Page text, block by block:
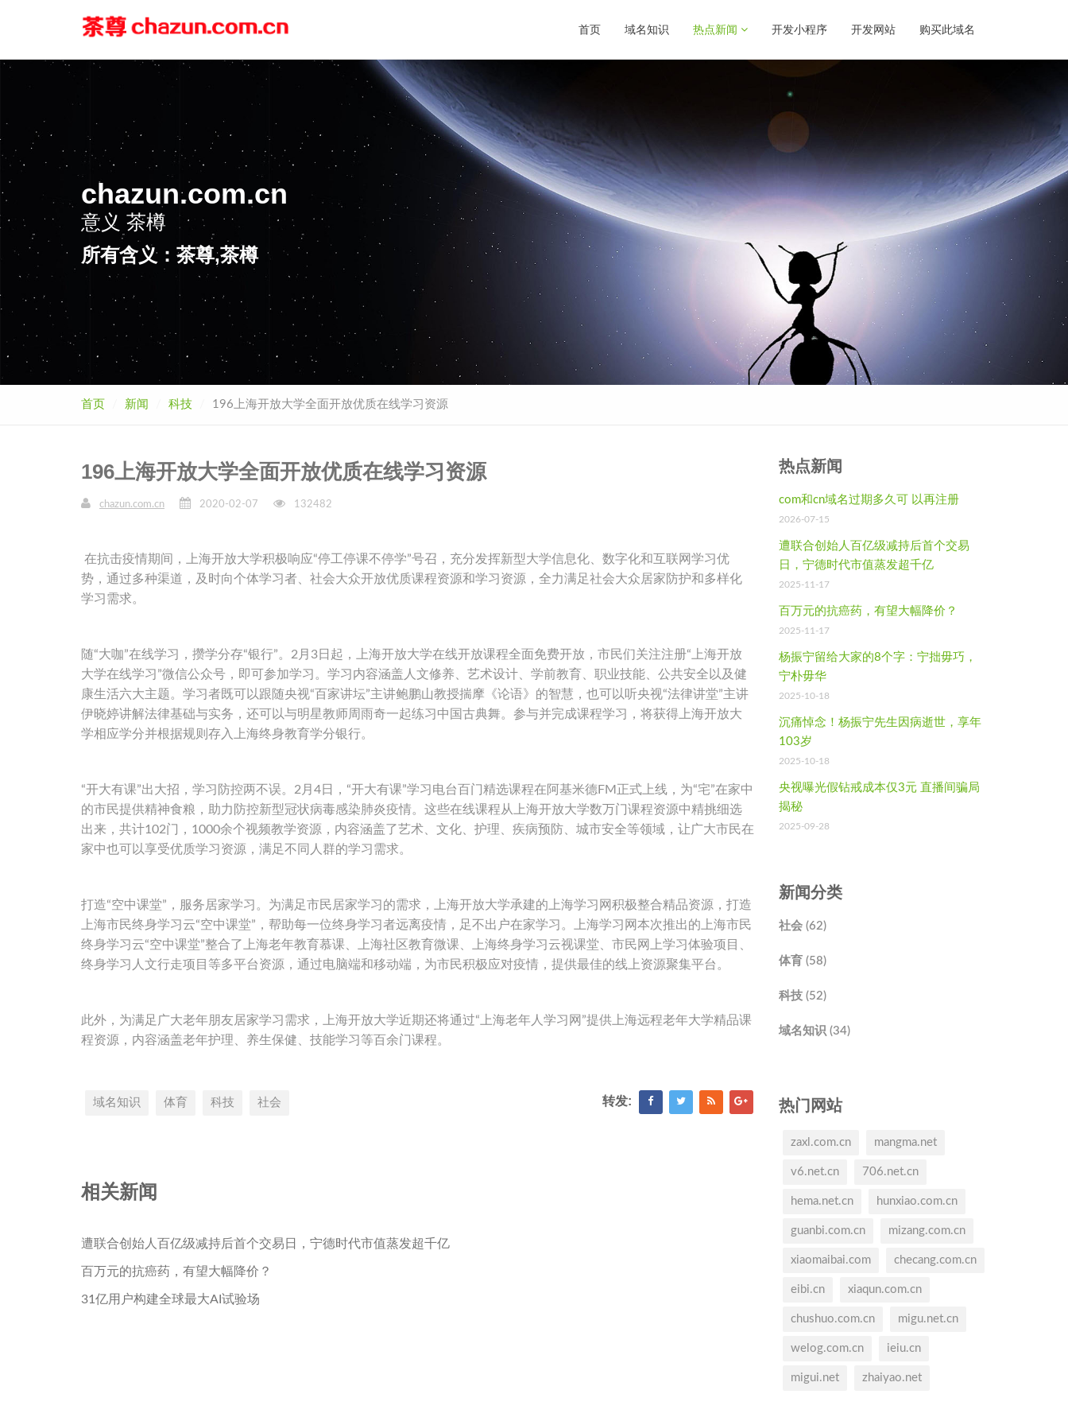
首页 域名知识 热点新闻 开发小程序 开发网站 购买此域名
chazun.com.cn
意义 茶樽
所有含义：茶尊,茶樽
首页 新闻 科技 196上海开放大学全面开放优质在线学习资源
196上海开放大学全面开放优质在线学习资源
chazun.com.cn 2020-02-07 132482
在抗击疫情期间，上海开放大学积极响应“停工停课不停学”号召，充分发挥新型大学信息化、数字化和互联网学习优
势，通过多种渠道，及时向个体学习者、社会大众开放优质课程资源和学习资源，全力满足社会大众居家防护和多样化
学习需求。
随“大咖”在线学习，攒学分存“银行”。2月3日起，上海开放大学在线开放课程全面免费开放，市民们关注注册“上海开放
大学在线学习”微信公众号，即可参加学习。学习内容涵盖人文修养、艺术设计、学前教育、职业技能、公共安全以及健
康生活六大主题。学习者既可以跟随央视“百家讲坛”主讲鲍鹏山教授揣摩《论语》的智慧，也可以听央视“法律讲堂”主讲
伊晓婷讲解法律基础与实务，还可以与明星教师周雨奇一起练习中国古典舞。参与并完成课程学习，将获得上海开放大
学相应学分并根据规则存入上海终身教育学分银行。
“开大有课”出大招，学习防控两不误。2月4日，“开大有课”学习电台百门精选课程在阿基米德FM正式上线，为“宅”在家中
的市民提供精神食粮，助力防控新型冠状病毒感染肺炎疫情。这些在线课程从上海开放大学数万门课程资源中精挑细选
出来，共计102门，1000余个视频教学资源，内容涵盖了艺术、文化、护理、疾病预防、城市安全等领域，让广大市民在
家中也可以享受优质学习资源，满足不同人群的学习需求。
打造“空中课堂”，服务居家学习。为满足市民居家学习的需求，上海开放大学承建的上海学习网积极整合精品资源，打造
上海市民终身学习云“空中课堂”，帮助每一位终身学习者远离疫情，足不出户在家学习。上海学习网本次推出的上海市民
终身学习云“空中课堂”整合了上海老年教育慕课、上海社区教育微课、上海终身学习云视课堂、市民网上学习体验项目、
终身学习人文行走项目等多平台资源，通过电脑端和移动端，为市民积极应对疫情，提供最佳的线上资源聚集平台。
此外，为满足广大老年朋友居家学习需求，上海开放大学近期还将通过“上海老年人学习网”提供上海远程老年大学精品课
程资源，内容涵盖老年护理、养生保健、技能学习等百余门课程。
域名知识 体育 科技 社会 转发:
相关新闻
遭联合创始人百亿级减持后首个交易日，宁德时代市值蒸发超千亿
百万元的抗癌药，有望大幅降价？
31亿用户构建全球最大AI试验场
热点新闻
com和cn域名过期多久可 以再注册
2026-07-15
遭联合创始人百亿级减持后首个交易
日，宁德时代市值蒸发超千亿
2025-11-17
百万元的抗癌药，有望大幅降价？
2025-11-17
杨振宁留给大家的8个字：宁拙毋巧，
宁朴毋华
2025-10-18
沉痛悼念！杨振宁先生因病逝世，享年
103岁
2025-10-18
央视曝光假钻戒成本仅3元 直播间骗局
揭秘
2025-09-28
新闻分类
社会 (62)
体育 (58)
科技 (52)
域名知识 (34)
热门网站
zaxl.com.cn mangma.net
v6.net.cn 706.net.cn
hema.net.cn hunxiao.com.cn
guanbi.com.cn mizang.com.cn
xiaomaibai.com checang.com.cn
eibi.cn xiaqun.com.cn
chushuo.com.cn migu.net.cn
welog.com.cn ieiu.cn
migui.net zhaiyao.net